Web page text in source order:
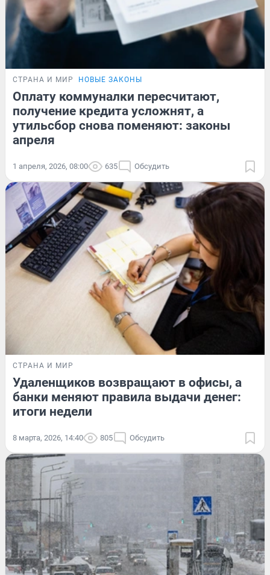
СТРАНА И МИР НОВЫЕ ЗАКОНЫ
Оплату коммуналки пересчитают,
получение кредита усложнят, а
утильсбор снова поменяют: законы
апреля
1 апреля, 2026, 08:00 635 Обсудить
СТРАНА И МИР
Удаленщиков возвращают в офисы, а
банки меняют правила выдачи денег:
итоги недели
8 марта, 2026, 14:40 805 Обсудить